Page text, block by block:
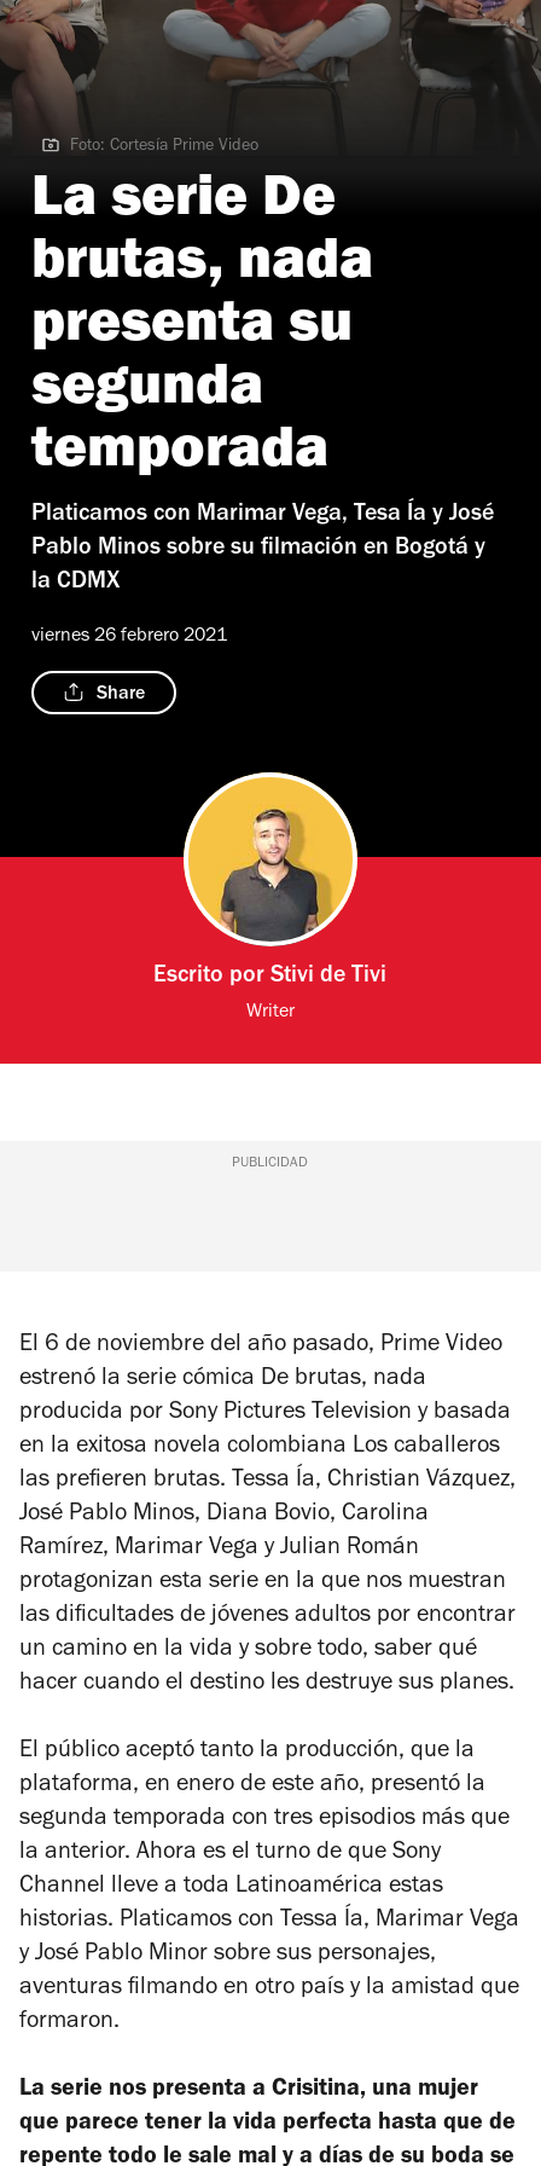
Foto: Cortesía Prime Video
Foto: Cortesía Prime Video
La serie De
brutas, nada
presenta su
segunda
temporada
Platicamos con Marimar Vega, Tesa Ía y José
Pablo Minos sobre su filmación en Bogotá y
la CDMX
viernes 26 febrero 2021
Share
Escrito porStivi de Tivi
Writer
PUBLICIDAD
El 6 de noviembre del año pasado, Prime Video
estrenó la serie cómica De brutas, nada
producida por Sony Pictures Television y basada
en la exitosa novela colombiana Los caballeros
las prefieren brutas. Tessa Ía, Christian Vázquez,
José Pablo Minos, Diana Bovio, Carolina
Ramírez, Marimar Vega y Julian Román
protagonizan esta serie en la que nos muestran
las dificultades de jóvenes adultos por encontrar
un camino en la vida y sobre todo, saber qué
hacer cuando el destino les destruye sus planes.
El público aceptó tanto la producción, que la
plataforma, en enero de este año, presentó la
segunda temporada con tres episodios más que
la anterior. Ahora es el turno de que Sony
Channel lleve a toda Latinoamérica estas
historias. Platicamos con Tessa Ía, Marimar Vega
y José Pablo Minor sobre sus personajes,
aventuras filmando en otro país y la amistad que
formaron.
La serie nos presenta a Crisitina, una mujer
que parece tener la vida perfecta hasta que de
repente todo le sale mal y a días de su boda se